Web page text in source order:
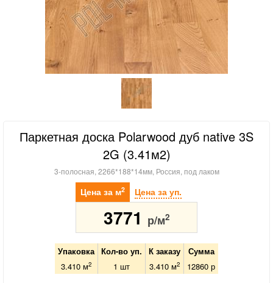
Паркетная доска Polarwood дуб native 3S
2G (3.41м2)
3-полосная, 2266*188*14мм, Россия, под лаком
Цена за м2 Цена за уп.
3771 р/м2
Упаковка Кол-во уп. К заказу
Сумма
3.410 м2 1 шт 3.410 м2 12860 р